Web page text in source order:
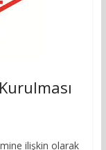
ilişkin olarak